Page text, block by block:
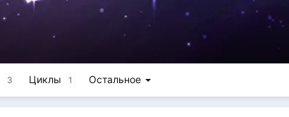
3 Циклы 1 Остальное